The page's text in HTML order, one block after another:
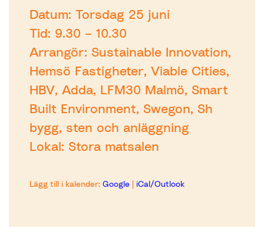
Datum: Torsdag 25 juni
Tid: 9.30 – 10.30
Arrangör: Sustainable Innovation,
Hemsö Fastigheter, Viable Cities,
HBV, Adda, LFM30 Malmö, Smart
Built Environment, Swegon, Sh
bygg, sten och anläggning
Lokal: Stora matsalen
Lägg till i kalender: Google | iCal/Outlook